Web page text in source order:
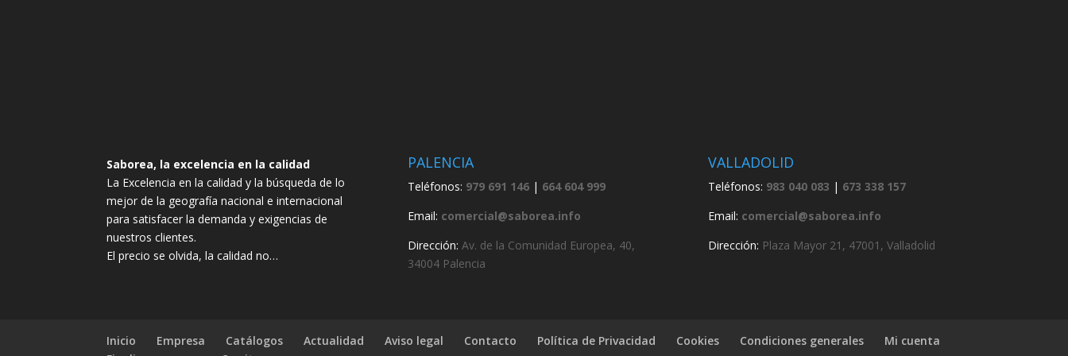
Saborea, la excelencia en la calidad
La Excelencia en la calidad y la búsqueda de lo
mejor de la geografía nacional e internacional
para satisfacer la demanda y exigencias de
nuestros clientes.
El precio se olvida, la calidad no…
PALENCIA
Teléfonos: 979 691 146| 664 604 999
Email: comercial@saborea.info
Dirección: Av. de la Comunidad Europea, 40,
34004 Palencia
VALLADOLID
Teléfonos: 983 040 083 | 673 338 157
Email: comercial@saborea.info
Dirección: Plaza Mayor 21, 47001, Valladolid
Inicio Empresa Catálogos Actualidad Aviso legal Contacto Política de Privacidad Cookies Condiciones generales
Mi cuenta